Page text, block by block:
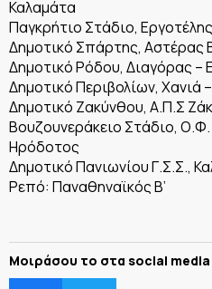
Καλαμάτα
Παγκρήτιο Στάδιο,
Δημοτικό Σπάρτης, Αστέρας
Δημοτικό Ρόδου, Διαγόρας –
Δημοτικό Περιβολίων, Χανιά
Δημοτικό Ζακύνθου, Α.Π.Σ
Βουζουνεράκειο Στάδιο,
Ηρόδοτος
Δημοτικό Πανιωνίου Γ.Σ.Σ.,
Ρεπό: Παναθηναϊκός Β’
Μοιράσου το στα social media